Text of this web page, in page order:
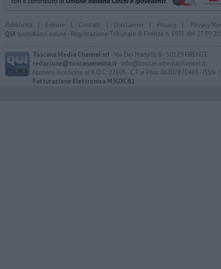
Pubblicità | Editore | Contatti | Disclaimer | Privacy | Privacy
QUI quotidiano online - Registrazione Tribunale di Firenze n. 5935 del
Toscana Media Channel srl- Via Dei Martelli, 8 - 50129 FIRENZE
redazione@toscanamedia.it - info@toscanamediachannel.it
Numero Iscrizione al R.O.C: 22105 - C.F. e P.Iva: 06207870483 - ISSN
Fatturazione Elettronica M5UXCR1